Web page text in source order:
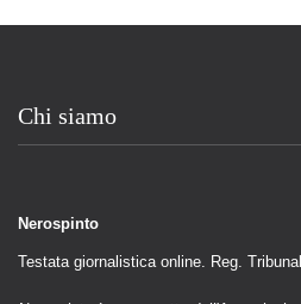
Chi siamo
Nerospinto
Testata giornalistica online. Reg.